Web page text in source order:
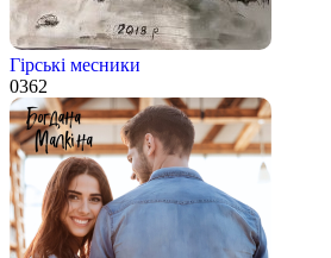
Гірські месники
0362